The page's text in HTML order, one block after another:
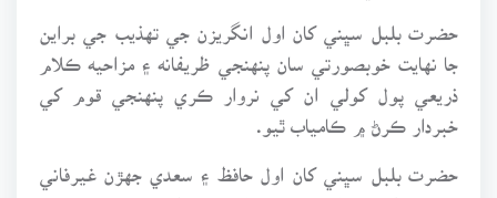
حضرت بلبل سڀني کان اول انگريزن جي تهذيب جي براين
جا نهايت خوبصورتي سان پنهنجي ظريفانه ۽ مزاحيه ڪلام
ذريعي پول کولي ان کي نروار ڪري پنهنجي قوم کي
خبردار ڪرڻ ۾ ڪامياب ٿيو.
حضرت بلبل سڀني کان اول حافظ ۽ سعدي جهڙن غيرفاني